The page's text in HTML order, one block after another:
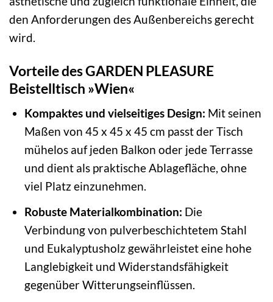
den Anforderungen des Außenbereichs gerecht
wird.
Vorteile des GARDEN PLEASURE
Beistelltisch »Wien«
Kompaktes und vielseitiges Design: Mit seinen
Maßen von 45 x 45 x 45 cm passt der Tisch
mühelos auf jeden Balkon oder jede Terrasse
und dient als praktische Ablagefläche, ohne
viel Platz einzunehmen.
Robuste Materialkombination: Die
Verbindung von pulverbeschichtetem Stahl
und Eukalyptusholz gewährleistet eine hohe
Langlebigkeit und Widerstandsfähigkeit
gegenüber Witterungseinflüssen.